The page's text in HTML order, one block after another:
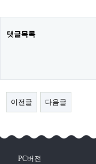
댓글목록
이전글 다음글
PC버전